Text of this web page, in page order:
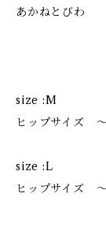
あかねとびわ
size :M
ヒップサイズ
size :L
ヒップサイズ